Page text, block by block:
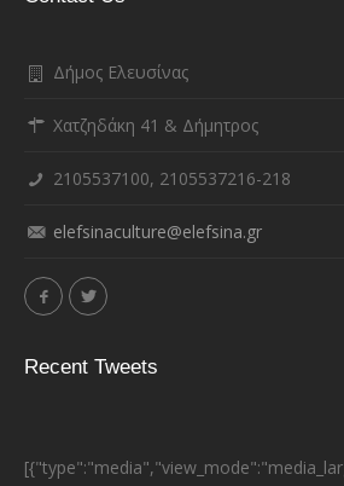
Δήμος Ελευσίνας
Χατζηδάκη 41 & Δήμητρος
2105537100, 2105537216-218
elefsinaculture@elefsina.gr
Recent Tweets